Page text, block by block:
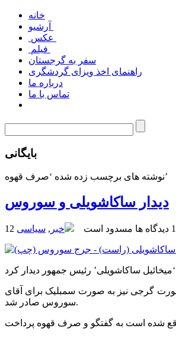
خانه
سفر به گرجستان
راهنمای اخذ ویزای گردشگری
درباره ما
تماس با ما
بایگانی
نوشته های برچسب زده شده ‘صرف قهوه’
دیدار ساکاشویلی و سوروس
دیدگاه ها مسدود است خبر , سیاسی
گرجی نیز به صورت سمبلیک برای آقای
سوروس صادر شد.